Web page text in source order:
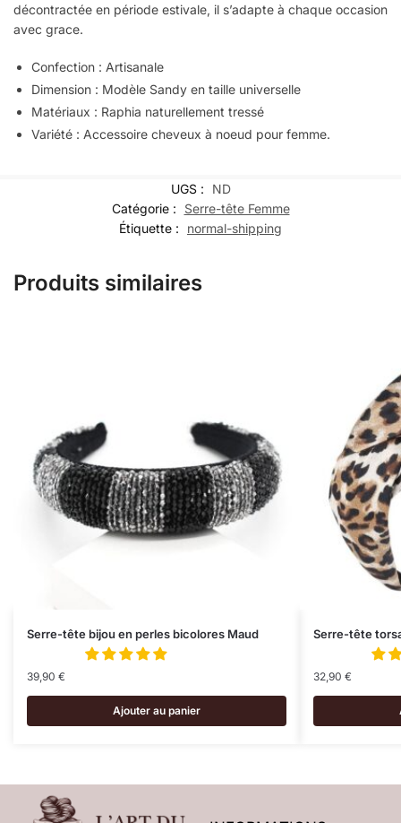
décontractée en période estivale, il s’adapte à chaque occasion
avec grace.
Confection : Artisanale
Dimension : Modèle Sandy en taille universelle
Matériaux : Raphia naturellement tressé
Variété : Accessoire cheveux à noeud pour femme.
UGS :
ND
Catégorie :
Serre-tête Femme
Étiquette :
normal-shipping
Produits similaires
Serre-tête bijou en perles bicolores Maud
39,90 €
Ajouter au panier
Serre-tête
32,90 €